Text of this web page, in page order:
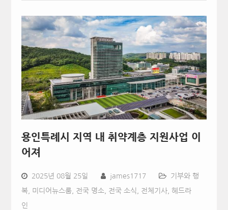
용인특례시 지역 내 취약계층 지원사업 이
어져
2025년 08월 25일 james1717 기부와 행
복, 미디어뉴스룸, 전국 명소, 전국 소식 전체기사, 헤드라
인